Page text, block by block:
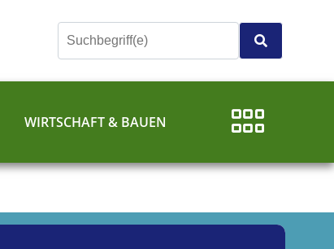
WIRTSCHAFT & BAUEN